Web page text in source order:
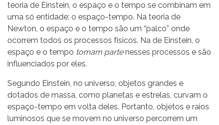
teoria de Einstein, o espaço e o tempo se combinam em
uma só entidade: o espaço-tempo. Na teoria de
Newton, o espaço e o tempo são um “palco” onde
ocorrem todos os processos físicos. Na de Einstein, o
espaço e o tempo tomam partenesses processos e são
influenciados por eles.
Segundo Einstein, no universo, objetos grandes e
dotados de massa, como planetas e estrelas, curvam o
espaço-tempo em volta deles. Portanto, objetos e raios
luminosos que se movem no universo percorrem um